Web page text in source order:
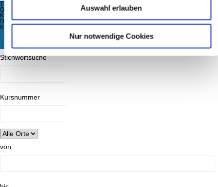
Auswahl erlauben
Nur notwendige Cookies
TITEL
ORT
KURSZEITRAUM
DOZENT
KURSGEBÜHR
KURSE MIT FREIEN PLÄTZEN
Stichwortsuche
Kursnummer
von